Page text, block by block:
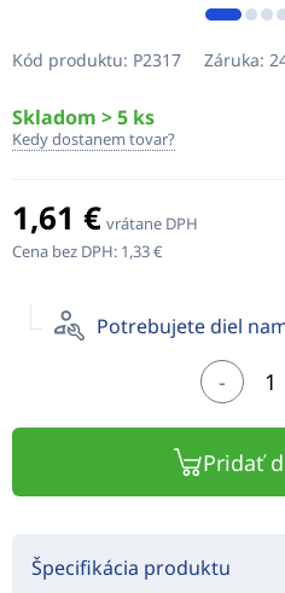
Kód produktu: P2317 Záruka:
Skladom > 5 ks
Kedy dostanem tovar?
1,61 € vrátane DPH
Cena bez DPH: 1,33 €
Potrebujete diel
-
Pridať
Špecifikácia produktu